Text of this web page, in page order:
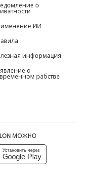
о
ИИ
информация
о
рабстве
МОЖНО
Установить через
Google Play